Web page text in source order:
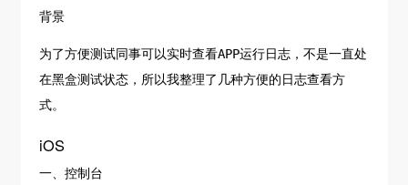
背景
为了方便测试同事可以实时查看APP运行日志，不是一直处
在黑盒测试状态，所以我整理了几种方便的日志查看方
式。
iOS
一、控制台